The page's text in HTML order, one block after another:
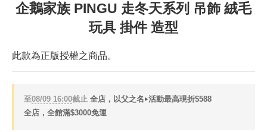
2
1
企鵝家族 PINGU 走冬天系列 吊飾 絨毛
玩具 掛件 造型
此款為正版授權之商品。
至08/09 16:00截止 全店，以父之名‣活動最高現折$588
全店，全館滿$3000免運